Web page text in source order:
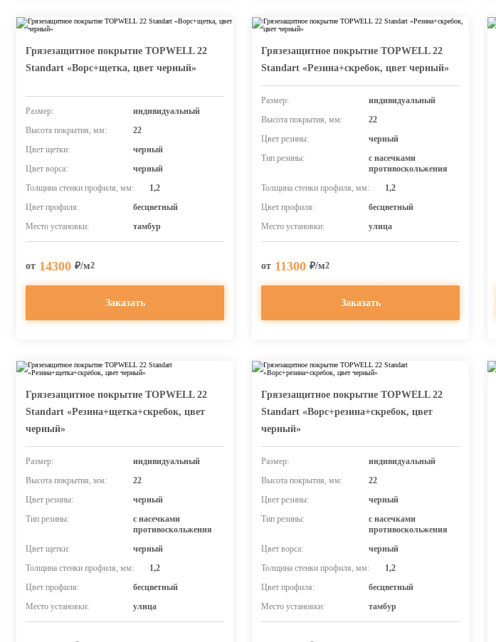
Грязезащитное покрытие TOPWELL 22
Standart «Ворс+щетка, цвет черный»
Размер:
индивидуальный
Высота покрытия, мм:
22
Цвет щетки:
черный
Цвет ворса:
черный
Толщина стенки профиля, мм:
1,2
Цвет профиля:
бесцветный
Место установки:
тамбур
от 14300 ₽/м2
Заказать
Грязезащитное покрытие TOPWELL 22
Standart «Резина+скребок, цвет черный»
Размер:
индивидуальный
Высота покрытия, мм:
22
Цвет резины:
черный
Тип резины:
с насечками
противоскольжения
Толщина стенки профиля, мм:
1,2
Цвет профиля:
бесцветный
Место установки:
улица
от 11300 ₽/м2
Заказать
Грязезащитное покрытие TOPWELL 22
Standart «Резина+щетка+скребок, цвет
черный»
Размер:
индивидуальный
Высота покрытия, мм:
22
Цвет резины:
черный
Тип резины:
с насечками
противоскольжения
Цвет щетки:
черный
Толщина стенки профиля, мм:
1,2
Цвет профиля:
бесцветный
Место установки:
улица
Грязезащитное покрытие TOPWELL 22
Standart «Ворс+резина+скребок, цвет
черный»
Размер:
индивидуальный
Высота покрытия, мм:
22
Цвет резины:
черный
Тип резины:
с насечками
противоскольжения
Цвет ворса:
черный
Толщина стенки профиля, мм:
1,2
Цвет профиля:
бесцветный
Место установки:
тамбур